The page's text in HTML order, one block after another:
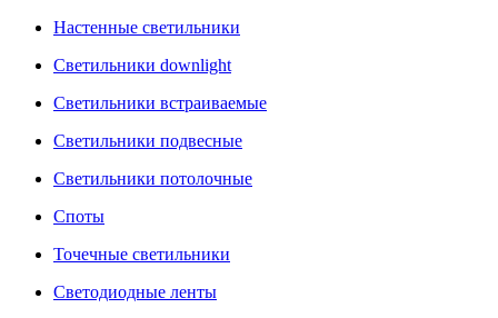
Настенные светильники
Светильники downlight
Светильники встраиваемые
Светильники подвесные
Светильники потолочные
Споты
Точечные светильники
Светодиодные ленты